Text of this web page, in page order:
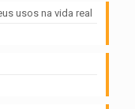
usos na vida real